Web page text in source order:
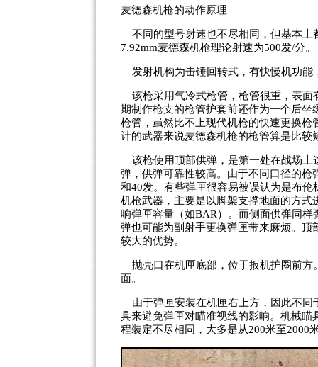
麦德森机枪的动作原理
不同的型号射速也不尽相同，但基本上
7.92mm麦德森机枪理论射速为500发/分。
发射机构为击锤回转式，有快慢机功能
该枪采用气冷式枪管，枪管很重，表面
期制作枪支的枪管护套前还作为一个后
枪管，虽然比不上现代机枪的快速更换枪
计的武器来说麦德森机枪的枪管算是比较
该枪使用顶部供弹，是第一处在战场上
弹，供弹可靠性较高。由于不同口径的
和40发。有些弹匣很容易被误认为是布
机枪武器，主要是以脚架支撑地面的方
响弹匣容量（如BAR）。而侧面供弹同
弹也可能为副射手更换弹匣带来麻烦。
较大的优势。
抛壳口在机匣底部，位于扳机护圈前方
面。
由于弹匣安装在机匣右上方，因此不同
具来避免弹匣对瞄准视线的影响。机械
程装定不尽相同，大多是从200米至2000